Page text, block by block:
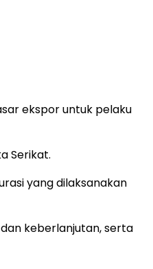
ekspor untuk pelaku
Serikat.
yang dilaksanakan
keberlanjutan, serta